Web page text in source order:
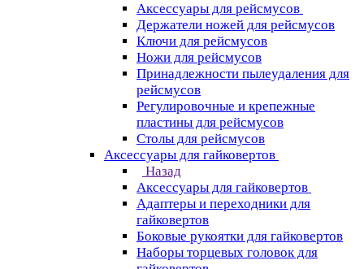
Аксессуары для рейсмусов
Держатели ножей для рейсмусов
Ключи для рейсмусов
Ножи для рейсмусов
Принадлежности пылеудаления для
рейсмусов
Регулировочные и крепежные
пластины для рейсмусов
Столы для рейсмусов
Аксессуары для гайковертов
Назад
Аксессуары для гайковертов
Адаптеры и переходники для
гайковертов
Боковые рукоятки для гайковертов
Наборы торцевых головок для